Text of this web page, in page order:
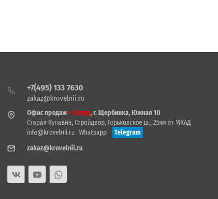
+7(495) 133 7630
zakaz@krovelnii.ru
Офис продаж+ Склад, г. Щербинка, Южная 10
Старая Купавна, Стройдвор, Горьковское ш., 25км от МКАД
info@krovelnii.ru
Whatsapp
Telegram
zakaz@krovelnii.ru